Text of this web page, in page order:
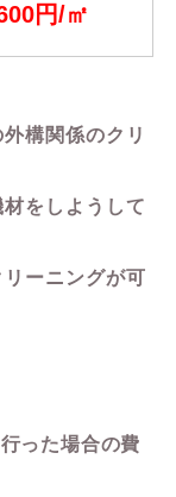
円/㎡
構関係のクリ
をしようして
ーニングが可
った場合の費